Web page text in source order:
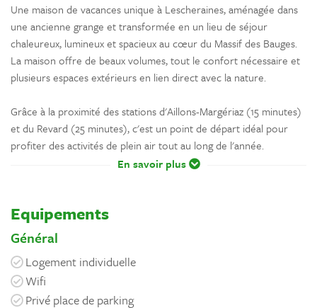
Une maison de vacances unique à Lescheraines, aménagée dans
une ancienne grange et transformée en un lieu de séjour
chaleureux, lumineux et spacieux au cœur du Massif des Bauges.
La maison offre de beaux volumes, tout le confort nécessaire et
plusieurs espaces extérieurs en lien direct avec la nature.
Grâce à la proximité des stations d'Aillons-Margériaz (15 minutes)
et du Revard (25 minutes), c'est un point de départ idéal pour
profiter des activités de plein air tout au long de l'année.
En savoir plus
Equipements
Général
Logement individuelle
Wifi
Privé place de parking